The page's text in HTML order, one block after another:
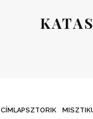
CÍMLAPSZTORIK